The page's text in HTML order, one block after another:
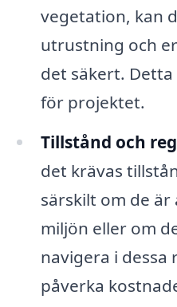
vegetation, kan
utrustning och
det säkert.
för projektet.
Tillstånd och
det krävas
särskilt om de
miljön eller om
navigera i dessa
påverka